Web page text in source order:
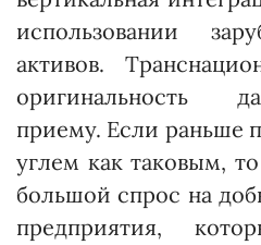
использовании
активов.
оригинальность
приему. Если раньше
углем как таковым,
большой спрос на
предприятия,